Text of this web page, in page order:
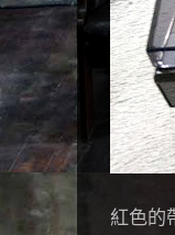
紅色的